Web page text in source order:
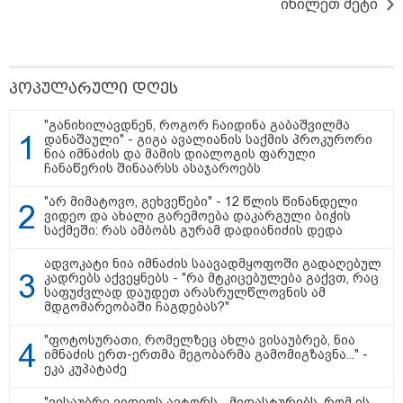
რეგიონებში უნდა ველოდოთ
კატეგორიის ყველა სიახლე
მკითხველის რჩევით
იხილეთ მეტი
პოპულარული დღეს
"განიხილავდნენ, როგორ ჩაიდინა გაბაშვილმა
დანაშაული" - გიგა ავალიანის საქმის პროკურორი
ნია იმნაძის და მამის დიალოგის ფარული
ჩანაწერის შინაარსს ასაჯაროებს
"არ მიმატოვო, გეხვეწები" - 12 წლის წინანდელი
ვიდეო და ახალი გარემოება დაკარგული ბიჭის
საქმეში: რას ამბობს გურამ დადიანიძის დედა
ადვოკატი ნია იმნაძის საავადმყოფოში გადაღებულ
კადრებს აქვეყნებს - "რა მტკიცებულება გაქვთ, რაც
საფუძვლად დაუდეთ არასრულწლოვნის ამ
მდგომარეობაში ჩაგდებას?"
"ფოტოსურათი, რომელზეც ახლა ვისაუბრებ, ნია
იმნაძის ერთ-ერთმა მეგობარმა გამომიგზავნა..." -
ეკა კუპატაძე